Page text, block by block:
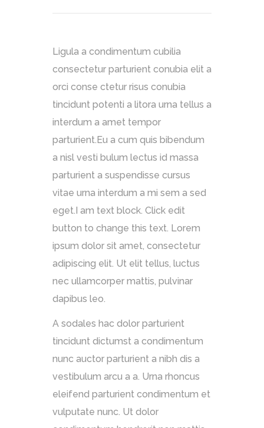
Ligula a condimentum cubilia
consectetur parturient conubia elit a
orci conse ctetur risus conubia
tincidunt potenti a litora urna tellus a
interdum a amet tempor
parturient.Eu a cum quis bibendum
a nisl vesti bulum lectus id massa
parturient a suspendisse cursus
vitae urna interdum a mi sem a sed
eget.I am text block. Click edit
button to change this text. Lorem
ipsum dolor sit amet, consectetur
adipiscing elit. Ut elit tellus, luctus
nec ullamcorper mattis, pulvinar
dapibus leo.
A sodales hac dolor parturient
tincidunt dictumst a condimentum
nunc auctor parturient a nibh dis a
vestibulum arcu a a. Urna rhoncus
eleifend parturient condimentum et
vulputate nunc. Ut dolor